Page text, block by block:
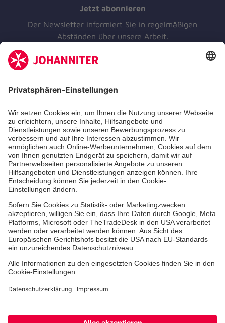
Jetzt abonnieren
Der Newsletter informiert Sie in regelmäßigen
Abständen über unsere Arbeit.
Jetzt abonnieren
Zertifizierung der Johanniter-Unfall-Hilfe e.V.
Mitarbeiten & Lernen
Freiwilligendienst
Regionale Spendenprojekte
Standorte & Einrichtungen
Dienste & Leistungen